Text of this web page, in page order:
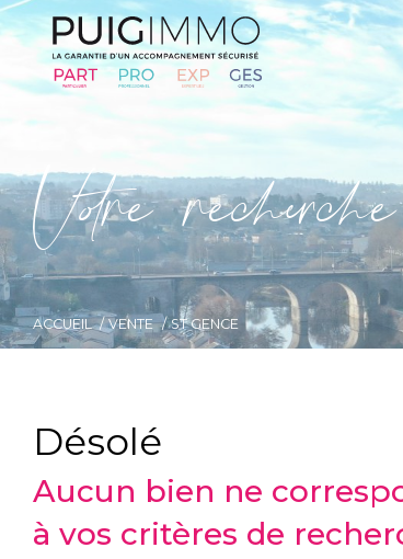
Vore recece
ACCUEIL VENTE ST GENCE
Désolé
Aucun bien ne
à vos critères de